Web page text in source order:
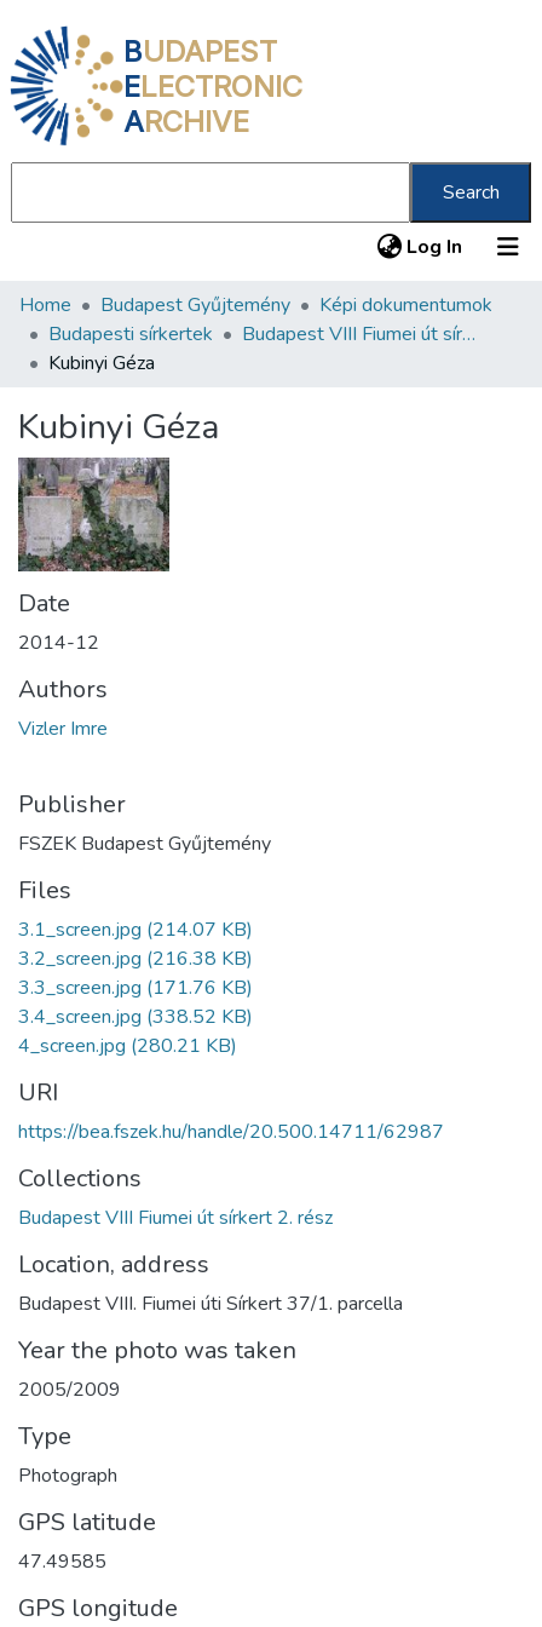
BUDAPEST
ELECTRONIC
ARCHIVE
Search
Log In (current)
Communities & Collections
All of DSpace
About us
Home Budapest Gyűjtemény
Képi dokumentumok
Budapesti sírkertek
Budapest VIII Fiumei út sírkert 2. rész
Kubinyi Géza
Kubinyi Géza
Date
2014-12
Authors
Vizler Imre
Publisher
FSZEK Budapest Gyűjtemény
Files
3.1_screen.jpg (214.07 KB)
3.2_screen.jpg (216.38 KB)
3.3_screen.jpg (171.76 KB)
3.4_screen.jpg (338.52 KB)
4_screen.jpg (280.21 KB)
URI
https://bea.fszek.hu/handle/20.500.14711/62987
Collections
Budapest VIII Fiumei út sírkert 2. rész
Location, address
Budapest VIII. Fiumei úti Sírkert 37/1. parcella
Year the photo was taken
2005/2009
Type
Photograph
GPS latitude
47.49585
GPS longitude